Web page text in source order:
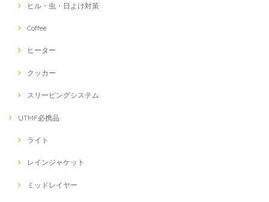
ヒル・虫・日よけ対策
Coffee
ヒーター
クッカー
スリーピングシステム
UTMF必携品
ライト
レインジャケット
ミッドレイヤー